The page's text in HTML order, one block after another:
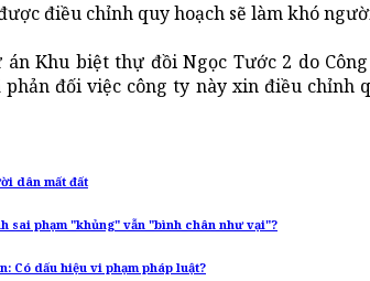
điều chỉnh quy hoạch sẽ làm khó
án Khu biệt thự đồi Ngọc Tước 2 do
phản đối việc công ty này xin điều chỉnh
dân mất đất
sai phạm "khủng" vẫn "bình chân như vại"?
Có dấu hiệu vi phạm pháp luật?